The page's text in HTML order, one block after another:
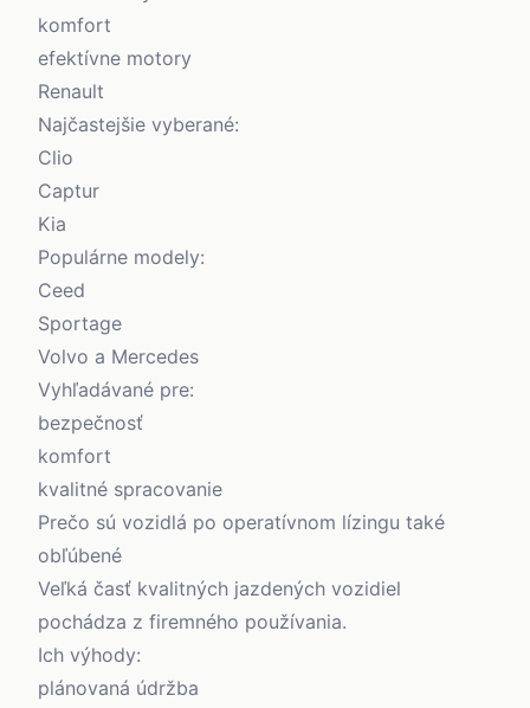
komfort
efektívne motory
Renault
Najčastejšie vyberané:
Clio
Captur
Kia
Populárne modely:
Ceed
Sportage
Volvo a Mercedes
Vyhľadávané pre:
bezpečnosť
komfort
kvalitné spracovanie
Prečo sú vozidlá po operatívnom lízingu také
obľúbené
Veľká časť kvalitných jazdených vozidiel
pochádza z firemného používania.
Ich výhody:
plánovaná údržba